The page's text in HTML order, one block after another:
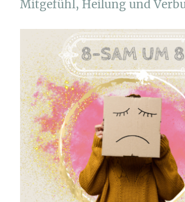
Mitgefühl, Heilung und